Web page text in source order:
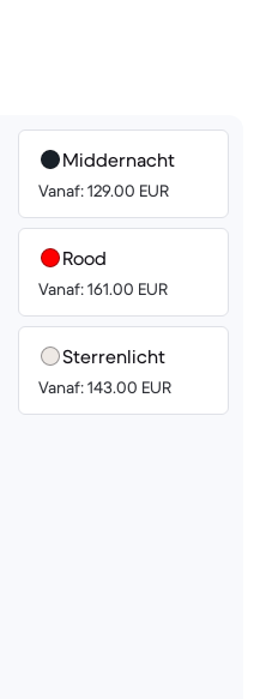
Middernacht
Vanaf: 129.00 EUR
Rood
Vanaf: 161.00 EUR
Sterrenlicht
Vanaf: 143.00 EUR